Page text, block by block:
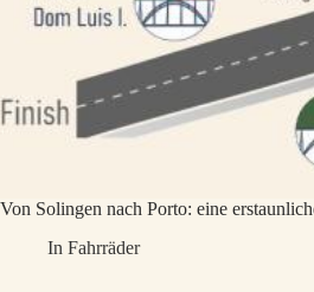
Von Solingen nach Porto: eine
In Fahrräder